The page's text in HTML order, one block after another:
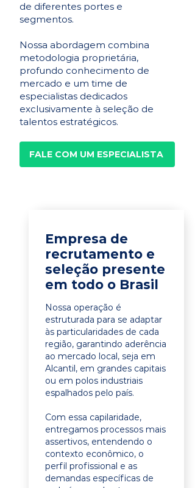
de diferentes portes e
segmentos.
Nossa abordagem combina
metodologia proprietária,
profundo conhecimento de
mercado e um time de
especialistas dedicados
exclusivamente à seleção de
talentos estratégicos.
FALE COM UM ESPECIALISTA
Empresa de
recrutamento e
seleção presente
em todo o Brasil
Nossa operação é
estruturada para se adaptar
às particularidades de cada
região, garantindo aderência
ao mercado local, seja em
Alcantil, em grandes capitais
ou em polos industriais
espalhados pelo país.
Com essa capilaridade,
entregamos processos mais
assertivos, entendendo o
contexto econômico, o
perfil profissional e as
demandas específicas de